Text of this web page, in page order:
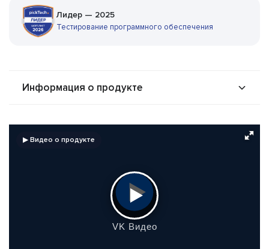
Лидер — 2025
Тестирование программного обеспечения
Информация о продукте
Стоимость
▶ Видео о продукте